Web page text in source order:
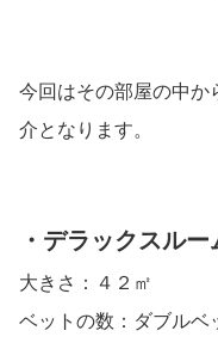
今回はその部屋の中か
介となります。
・デラックスルー
大きさ：４２㎡
ベットの数：ダブルベ